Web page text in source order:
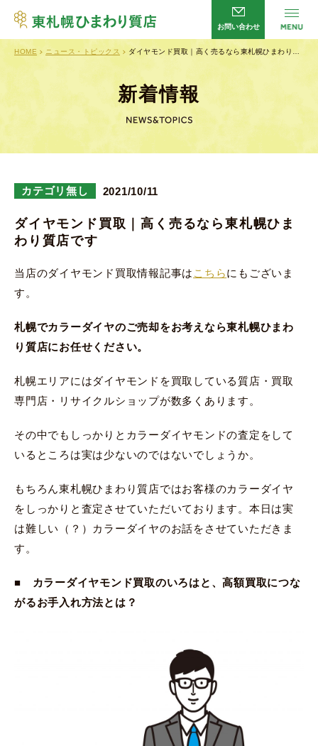
お問い合わせ
HOME サービス
新着情報 プライバシーポリシー
お問い合わせ
土曜日 10：00～13：00
HOME ニュース・トピックス ダイヤモンド買取｜高く売るなら東札幌ひまわり…
新着情報
カテゴリ無し 2021/10/11
ダイヤモンド買取｜高く売るなら東札幌ひま
わり質店です
当店のダイヤモンド買取情報記事は こちらにもございま
す。
札幌でカラーダイヤのご売却をお考えなら東札幌ひまわ
り質店にお任せください。
札幌エリアにはダイヤモンドを買取している質店・買取
専門店・リサイクルショップが数多くあります。
その中でもしっかりとカラーダイヤモンドの査定をして
いるところは実は少ないのではないでしょうか。
もちろん東札幌ひまわり質店ではお客様のカラーダイヤ
をしっかりと査定させていただいております。本日は実
は難しい（？）カラーダイヤのお話をさせていただきま
す。
■ カラーダイヤモンド買取のいろはと、高額買取につな
がるお手入れ方法とは？